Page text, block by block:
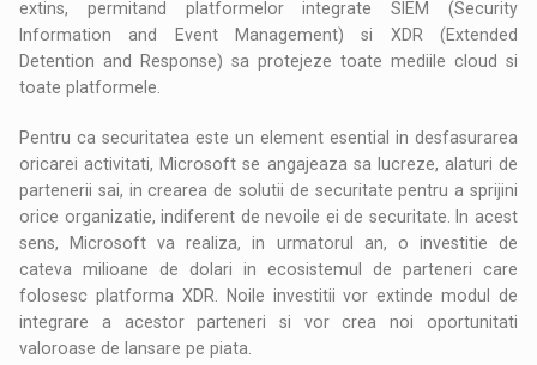
extins, permitand platformelor integrate SIEM (Security
Information and Event Management) si XDR (Extended
Detention and Response) sa protejeze toate mediile cloud si
toate platformele.
Pentru ca securitatea este un element esential in desfasurarea
oricarei activitati, Microsoft se angajeaza sa lucreze, alaturi de
partenerii sai, in crearea de solutii de securitate pentru a sprijini
orice organizatie, indiferent de nevoile ei de securitate. In acest
sens, Microsoft va realiza, in urmatorul an, o investitie de
cateva milioane de dolari in ecosistemul de parteneri care
folosesc platforma XDR. Noile investitii vor extinde modul de
integrare a acestor parteneri si vor crea noi oportunitati
valoroase de lansare pe piata.